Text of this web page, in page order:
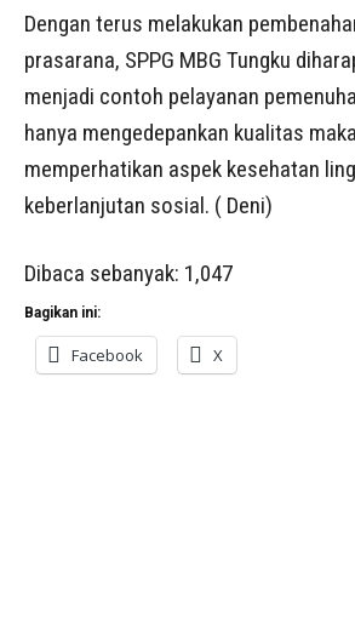
Dengan terus melakukan
prasarana, SPPG MBG Tungku
menjadi contoh pelayanan
hanya mengedepankan kualitas
memperhatikan aspek kesehatan
keberlanjutan sosial. ( Deni)
Dibaca sebanyak: 1,047
Bagikan ini:
Facebook X